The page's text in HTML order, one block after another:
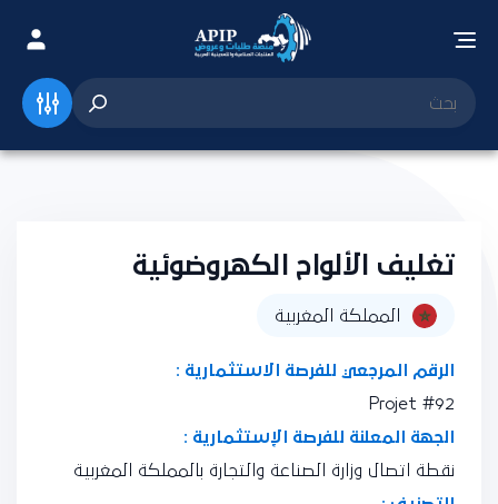
تغليف الألواح الكهروضوئية
المملكة المغربية
الرقم المرجعي للفرصة الاستثمارية :
Projet #92
الجهة المعلنة للفرصة الإستثمارية :
نقطة اتصال وزارة الصناعة والتجارة بالمملكة المغربية